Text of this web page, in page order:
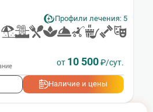
Профили лечения: 5
от 10 500₽/сут.
Наличие и цены